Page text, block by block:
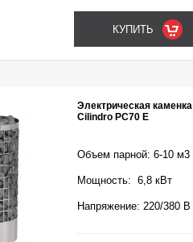
Электрическая каменка
Cilindro PC70 E
Объем парной: 6-10 м3
Мощность: 6,8 кВт
Напряжение: 220/380 В